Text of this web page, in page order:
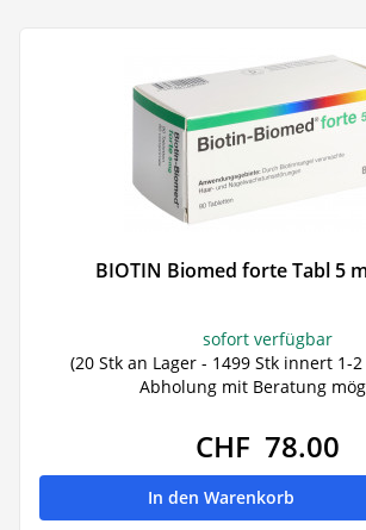
BIOTIN Biomed forte Tabl 5
sofort verfügbar
(20 Stk an Lager - 1499 Stk innert 1-
Abholung mit Beratung
CHF 78.00
In den Warenkorb